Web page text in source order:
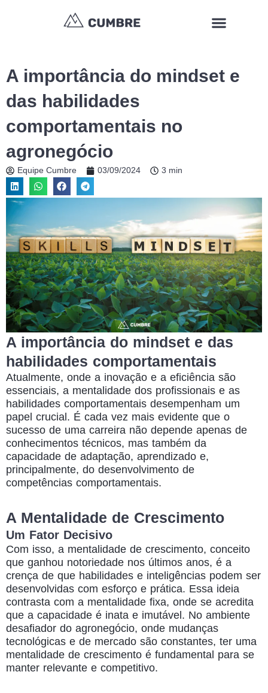
Menu
A importância do mindset e
das habilidades
comportamentais no
agronegócio
Equipe Cumbre 03/09/2024 3 min
A importância do mindset e das
habilidades comportamentais
Atualmente, onde a inovação e a eficiência são
essenciais, a mentalidade dos profissionais e as
habilidades comportamentais desempenham um
papel crucial. É cada vez mais evidente que o
sucesso de uma carreira não depende apenas de
conhecimentos técnicos, mas também da
capacidade de adaptação, aprendizado e,
principalmente, do desenvolvimento de
competências comportamentais.
A Mentalidade de Crescimento
Um Fator Decisivo
Com isso, a mentalidade de crescimento, conceito
que ganhou notoriedade nos últimos anos, é a
crença de que habilidades e inteligências podem ser
desenvolvidas com esforço e prática. Essa ideia
contrasta com a mentalidade fixa, onde se acredita
que a capacidade é inata e imutável. No ambiente
desafiador do agronegócio, onde mudanças
tecnológicas e de mercado são constantes, ter uma
mentalidade de crescimento é fundamental para se
manter relevante e competitivo.